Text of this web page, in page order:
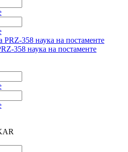
358 наука на постаменте